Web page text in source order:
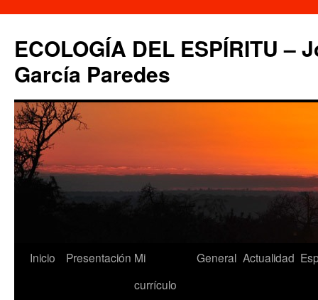
contenido
ECOLOGÍA DEL ESPÍRITU –
García Paredes
Inicio Presentación Mi
currículo
General Actualidad